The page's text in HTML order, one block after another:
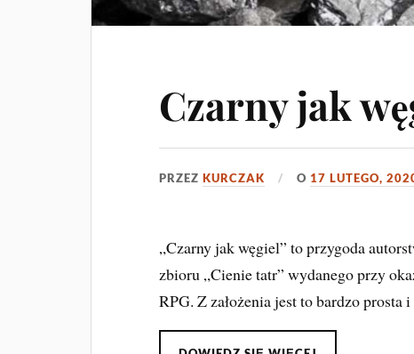
Czarny jak
PRZEZKURCZAK O 17 LUTEGO,
„Czarny jak węgiel” to przygoda
zbioru „Cienie tatr” wydanego przy
RPG. Z założenia jest to bardzo